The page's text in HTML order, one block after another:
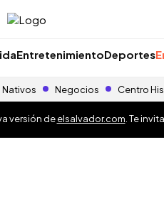
EntretenimientoDeportes
Nativos Negocios Centro
versión deelsalvador.com . Te